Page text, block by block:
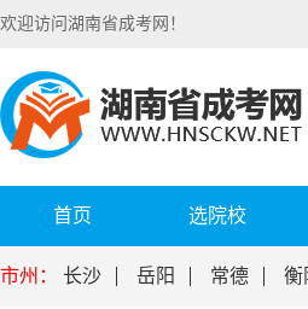
欢迎访问湖南省成考网！
首页 选院校
市州： 长沙 岳阳 常德 衡